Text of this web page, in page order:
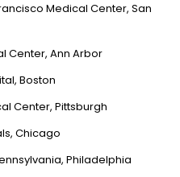
Medical Center, San
Center, Ann Arbor
Boston
Center, Pittsburgh
Chicago
Philadelphia